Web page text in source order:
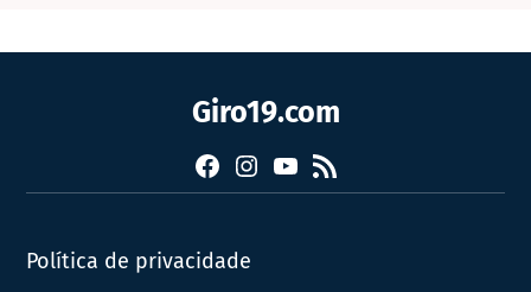
Giro19.com
FacebookInstagram
YouTube
RSS
Política de privacidade